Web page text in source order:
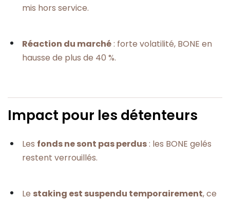
mis hors service.
Réaction du marché: forte volatilité, BONE en
hausse de plus de 40 %.
Impact pour les détenteurs
Les fonds ne sont pas perdus: les BONE gelés
restent verrouillés.
Le staking est suspendu temporairement, ce